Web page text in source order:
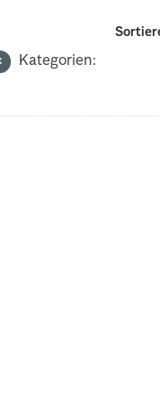
Kategorien: